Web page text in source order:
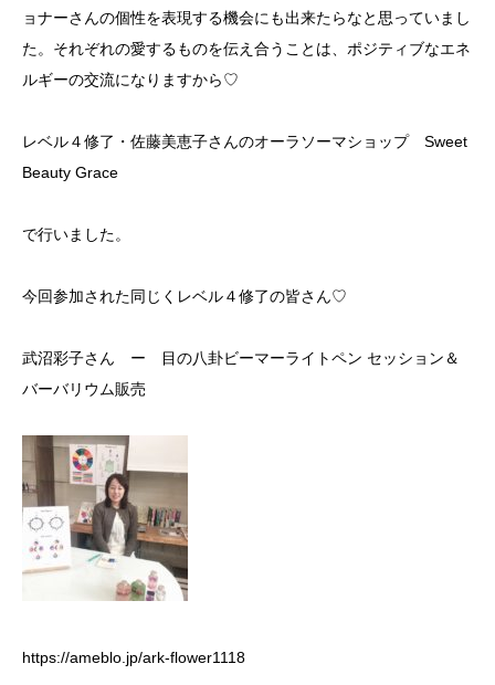
ョナーさんの個性を表現する機会にも出来たらなと思っていまし
た。それぞれの愛するものを伝え合うことは、ポジティブなエネ
ルギーの交流になりますから♡
レベル４修了・佐藤美恵子さんのオーラソーマショップ Sweet
Beauty Grace
で行いました。
今回参加された同じくレベル４修了の皆さん♡
武沼彩子さん ー 目の八卦ビーマーライトペン セッション＆
バーバリウム販売
https://ameblo.jp/ark-flower1118